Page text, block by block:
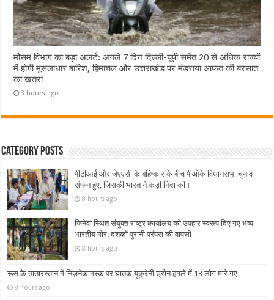
मौसम विभाग का बड़ा अलर्ट: अगले 7 दिन दिल्ली-यूपी समेत 20 से अधिक राज्यों
में होगी मूसलाधार बारिश, हिमाचल और उत्तराखंड पर मंडराया आफत की बरसात
का खतरा
3 hours ago
Category Posts
पीटीआई और जेएएसी के बहिष्कार के बीच पीओके विधानसभा चुनाव
संपन्न हुए, जिसकी भारत ने कड़ी निंदा की।
8 hours ago
जिनेवा स्थित संयुक्त राष्ट्र कार्यालय को उपहार स्वरूप दिए गए भव्य
भारतीय मोर: दशकों पुरानी परंपरा की वापसी
8 hours ago
रूस के तातारस्तान में निज़नेकामस्क पर घातक यूक्रेनी ड्रोन हमले में 13 लोग मारे गए
8 hours ago